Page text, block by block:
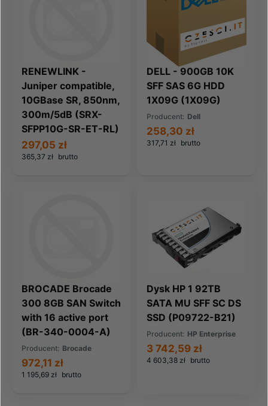
RENEWLINK -
Juniper compatible,
10GBase SR, 850nm,
300m/5dB (SRX-
SFPP10G-SR-ET-RL)
365,37 zł brutto
297,05 zł
DELL - 900GB 10K
SFF SAS 6G HDD
1X09G (1X09G)
Producent: Dell
317,71 zł brutto
258,30 zł
BROCADE Brocade
300 8GB SAN Switch
with 16 active port
(BR-340-0004-A)
Producent: Brocade
1 195,69 zł brutto
972,11 zł
Dysk HP 1 92TB
SATA MU SFF SC DS
SSD (P09722-B21)
Producent: HP Enterprise
4 603,38 zł brutto
3 742,59 zł